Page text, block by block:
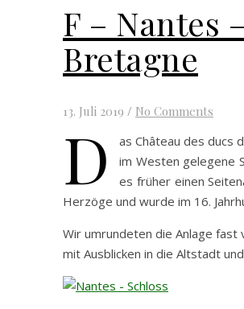
F – Nantes
Bretagne
13. Juli 2019 / No Comments
D
as Château des ducs
im Westen gelegene
es früher einen
Herzöge und wurde im 16.
Wir umrundeten die Anlage fast
mit Ausblicken in die Altstadt